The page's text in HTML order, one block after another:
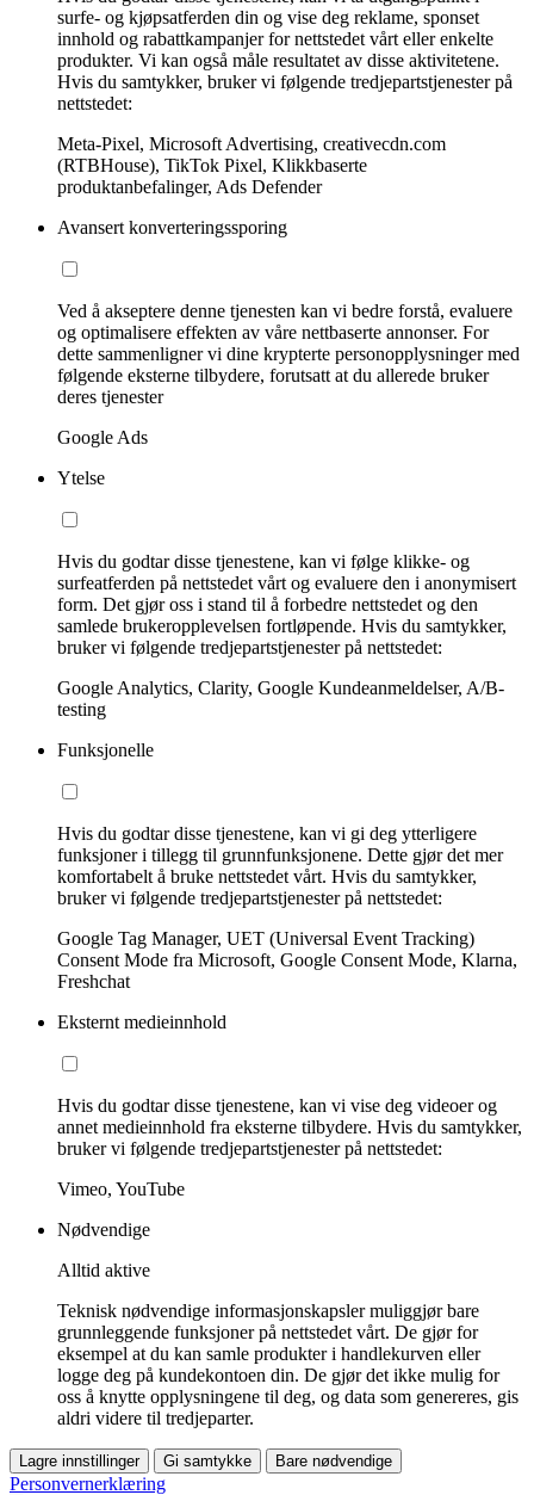
surfe- og kjøpsatferden din og vise deg reklame, sponset
innhold og rabattkampanjer for nettstedet vårt eller enkelte
produkter. Vi kan også måle resultatet av disse aktivitetene.
Hvis du samtykker, bruker vi følgende tredjepartstjenester på
nettstedet:
Meta-Pixel, Microsoft Advertising, creativecdn.com
(RTBHouse), TikTok Pixel, Klikkbaserte
produktanbefalinger, Ads Defender
Avansert konverteringssporing
Ved å akseptere denne tjenesten kan vi bedre forstå, evaluere
og optimalisere effekten av våre nettbaserte annonser. For
dette sammenligner vi dine krypterte personopplysninger med
følgende eksterne tilbydere, forutsatt at du allerede bruker
deres tjenester
Google Ads
Ytelse
Hvis du godtar disse tjenestene, kan vi følge klikke- og
surfeatferden på nettstedet vårt og evaluere den i anonymisert
form. Det gjør oss i stand til å forbedre nettstedet og den
samlede brukeropplevelsen fortløpende. Hvis du samtykker,
bruker vi følgende tredjepartstjenester på nettstedet:
Google Analytics, Clarity, Google Kundeanmeldelser, A/B-
testing
Funksjonelle
Hvis du godtar disse tjenestene, kan vi gi deg ytterligere
funksjoner i tillegg til grunnfunksjonene. Dette gjør det mer
komfortabelt å bruke nettstedet vårt. Hvis du samtykker,
bruker vi følgende tredjepartstjenester på nettstedet:
Google Tag Manager, UET (Universal Event Tracking)
Consent Mode fra Microsoft, Google Consent Mode, Klarna,
Freshchat
Eksternt medieinnhold
Hvis du godtar disse tjenestene, kan vi vise deg videoer og
annet medieinnhold fra eksterne tilbydere. Hvis du samtykker,
bruker vi følgende tredjepartstjenester på nettstedet:
Vimeo, YouTube
Nødvendige
Alltid aktive
Teknisk nødvendige informasjonskapsler muliggjør bare
grunnleggende funksjoner på nettstedet vårt. De gjør for
eksempel at du kan samle produkter i handlekurven eller
logge deg på kundekontoen din. De gjør det ikke mulig for
oss å knytte opplysningene til deg, og data som genereres, gis
aldri videre til tredjeparter.
Lagre innstillinger Gi samtykke Bare nødvendige
Personvernerklæring